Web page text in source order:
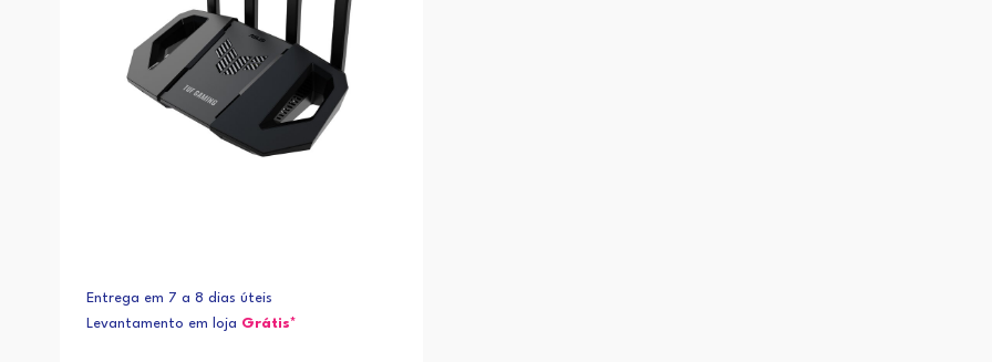
Entrega em 7 a 8 dias úteis
Levantamento em loja Grátis*